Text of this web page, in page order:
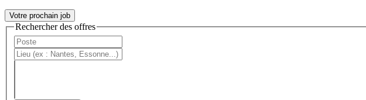
Votre prochain job
Rechercher des offres